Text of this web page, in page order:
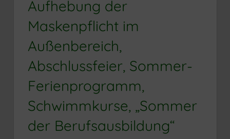
Aufhebung der
Maskenpflicht im
Außenbereich,
Abschlussfeier, Sommer-
Ferienprogramm,
Schwimmkurse, „Sommer
der Berufsausbildung“